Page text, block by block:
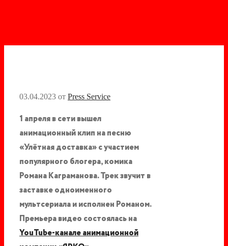
03.04.2023 от Press Service
1 апреля в сети вышел
анимационный клип на песню
«Улётная доставка» с участием
популярного блогера, комика
Романа Каграманова. Трек звучит в
заставке одноименного
мультсериала и исполнен Романом.
Премьера видео состоялась на
YouTube-канале анимационной